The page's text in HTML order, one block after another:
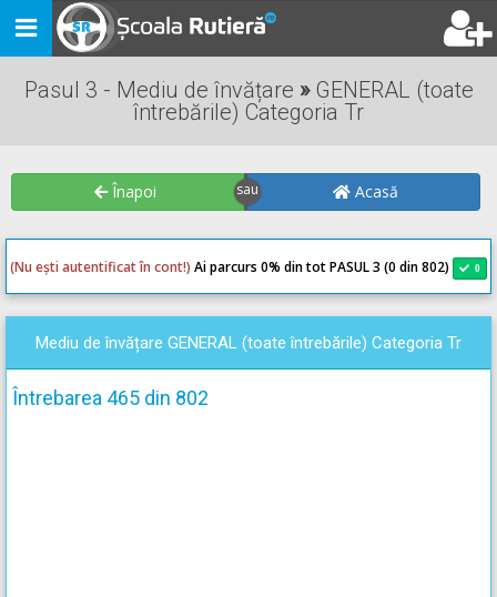
Toggle
navigation
Pasul 3 - Mediu de învățare »GENERAL (toate
întrebările) Categoria Tr
Înapoi Acasă
(Nu ești autentificat în cont!) Ai parcurs 0% din tot PASUL 3 (0 din 802) 0
Mediu de învățare GENERAL (toate întrebările) Categoria Tr
Întrebarea 465 din 802